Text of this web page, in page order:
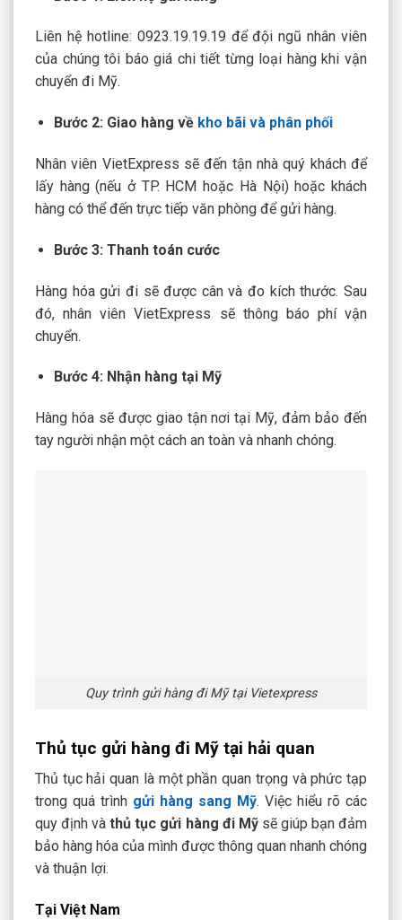
Liên hệ hotline: 0923.19.19.19 để đội ngũ nhân viên
của chúng tôi báo giá chi tiết từng loại hàng khi vận
chuyển đi Mỹ.
Bước 2: Giao hàng về kho bãi và phân phối
Nhân viên VietExpress sẽ đến tận nhà quý khách để
lấy hàng (nếu ở TP. HCM hoặc Hà Nội) hoặc khách
hàng có thể đến trực tiếp văn phòng để gửi hàng.
Bước 3: Thanh toán cước
Hàng hóa gửi đi sẽ được cân và đo kích thước. Sau
đó, nhân viên VietExpress sẽ thông báo phí vận
chuyển.
Bước 4: Nhận hàng tại Mỹ
Hàng hóa sẽ được giao tận nơi tại Mỹ, đảm bảo đến
tay người nhận một cách an toàn và nhanh chóng.
Quy trình gửi hàng đi Mỹ tại Vietexpress
Thủ tục gửi hàng đi Mỹ tại hải quan
Thủ tục hải quan là một phần quan trọng và phức tạp
trong quá trình gửi hàng sang Mỹ. Việc hiểu rõ các
quy định vàthủ tục gửi hàng đi Mỹsẽ giúp bạn đảm
bảo hàng hóa của mình được thông quan nhanh chóng
và thuận lợi.
Tại Việt Nam